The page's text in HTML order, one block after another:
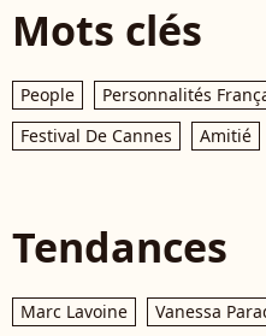
Mots clés
People Personnalités
Festival De Cannes
Amitié
Tendances
Marc Lavoine Vanessa